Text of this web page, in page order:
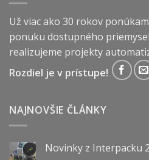
Už viac ako 30 rokov
ponuku dostupného
realizujeme projekty
Rozdiel je v prístupe!
NAJNOVŠIE ČLÁNKY
Novinky z Interpacku